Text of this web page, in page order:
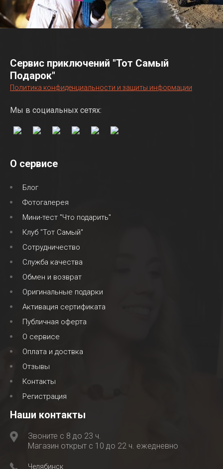
Сервис приключений "Тот Самый
Подарок"
Политика конфиденциальности и защиты информации
Мы в социальных сетях:
О сервисе
Блог
Фотогалерея
Мини-тест "Что подарить"
Клуб "Тот Самый"
Сотрудничество
Служба качества
Обмен и возврат
Оригинальные подарки
Активация сертификата
Публичная оферта
О сервисе
Оплата и доствка
Отзывы
Контакты
Регистрация
Наши контакты
Звоните с 8 до 23 ч.
Магазин открыт с 10 до 22 ч. ежедневно
Челябинск